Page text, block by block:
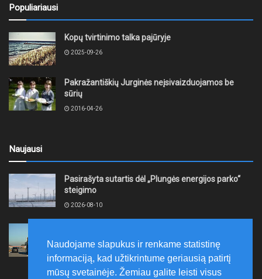
Populiariausi
Kopų tvirtinimo talka pajūryje
2025-09-26
Pakražantiškių Jurginės neįsivaizduojamos be
sūrių
2016-04-26
Naujausi
Pasirašyta sutartis dėl „Plungės energijos parko“
steigimo
2026-08-10
degalinėse sumažėjo
2026-08-10
Naudojame slapukus ir renkame statistinę
informaciją, kad užtikrintume geriausią patirtį
mūsų svetainėje. Žemiau galite leisti visus